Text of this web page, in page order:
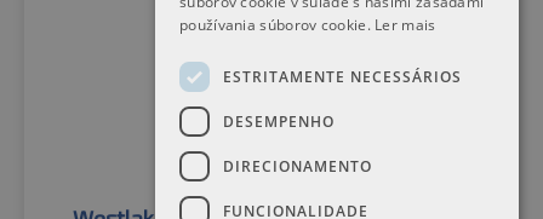
používania súborov cookie. Ler mais
ESTRITAMENTE NECESSÁRIOS
DESEMPENHO
DIRECIONAMENTO
FUNCIONALIDADE